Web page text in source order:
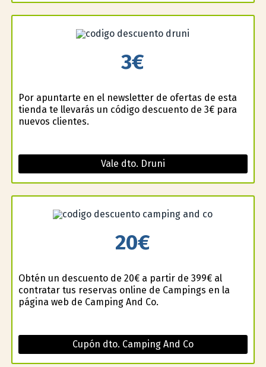
3€
Por apuntarte en el newsletter de ofertas de esta
tienda te llevarás un código descuento de 3€ para
nuevos clientes.
Vale dto. Druni
20€
Obtén un descuento de 20€ a partir de 399€ al
contratar tus reservas online de Campings en la
página web de Camping And Co.
Cupón dto. Camping And Co